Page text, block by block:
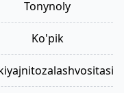
Tonynoly
ko'pik